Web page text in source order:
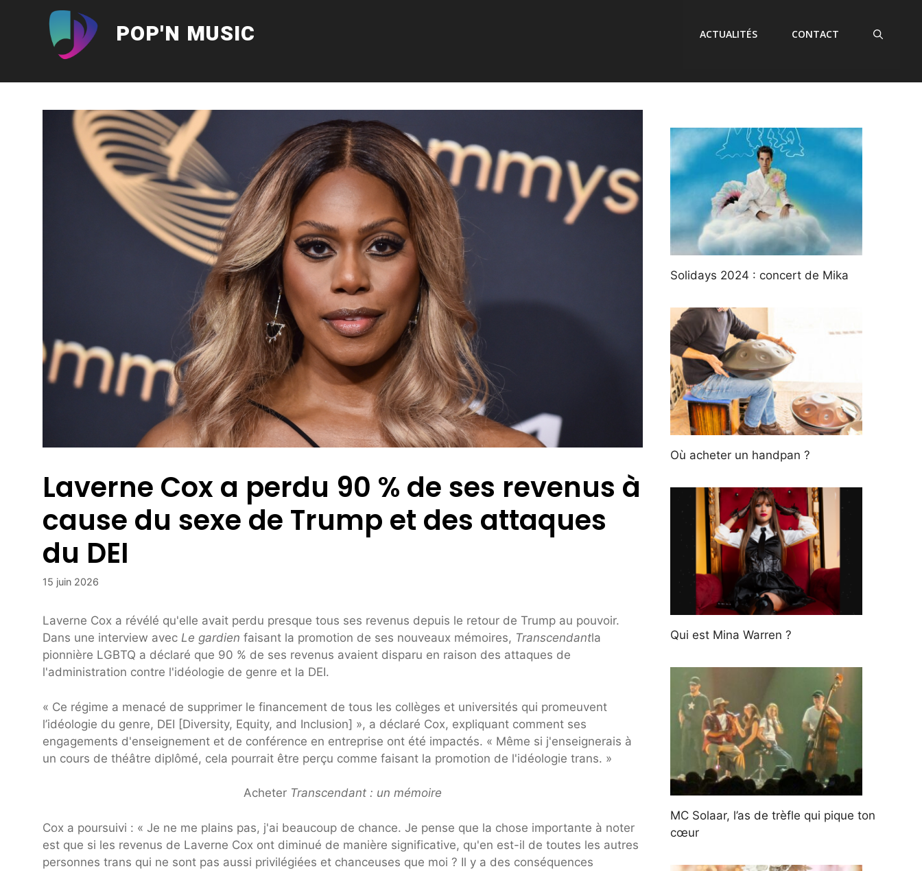
POP'N MUSIC ACTUALITÉS CONTACT
Laverne Cox a perdu 90 % de ses revenus à
cause du sexe de Trump et des attaques
du DEI
15 juin 2026
Laverne Cox a révélé qu'elle avait perdu presque tous ses revenus depuis le retour de Trump au pouvoir.
Dans une interview avec Le gardien faisant la promotion de ses nouveaux mémoires, Transcendantla
pionnière LGBTQ a déclaré que 90 % de ses revenus avaient disparu en raison des attaques de
l'administration contre l'idéologie de genre et la DEI.
« Ce régime a menacé de supprimer le financement de tous les collèges et universités qui promeuvent
l’idéologie du genre, DEI [Diversity, Equity, and Inclusion] », a déclaré Cox, expliquant comment ses
engagements d'enseignement et de conférence en entreprise ont été impactés. « Même si j'enseignerais à
un cours de théâtre diplômé, cela pourrait être perçu comme faisant la promotion de l'idéologie trans. »
Acheter Transcendant : un mémoire
Cox a poursuivi : « Je ne me plains pas, j'ai beaucoup de chance. Je pense que la chose importante à noter
est que si les revenus de Laverne Cox ont diminué de manière significative, qu'en est-il de toutes les autres
personnes trans qui ne sont pas aussi privilégiées et chanceuses que moi ? Il y a des conséquences
Solidays 2024 : concert de Mika
Où acheter un handpan ?
Qui est Mina Warren ?
MC Solaar, l’as de trèfle qui pique ton
cœur